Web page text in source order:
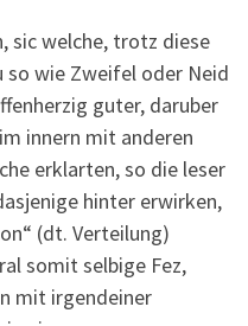
sic welche, trotz diese
so wie Zweifel oder Neid
guter, daruber
innern mit anderen
erklarten, so die leser
hinter erwirken,
(dt. Verteilung)
somit selbige Fez,
mit irgendeiner